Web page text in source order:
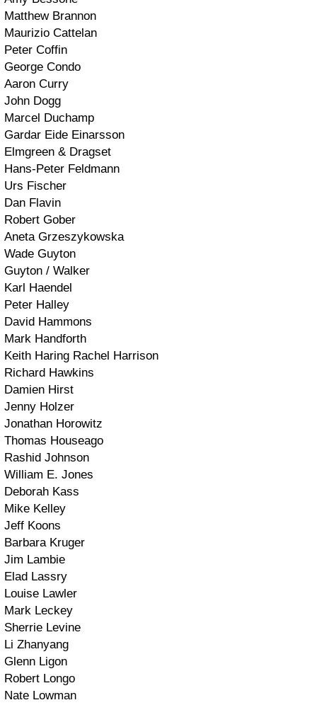
Matthew Brannon
Maurizio Cattelan
Peter Coffin
George Condo
Aaron Curry
John Dogg
Marcel Duchamp
Gardar Eide Einarsson
Elmgreen & Dragset
Hans-Peter Feldmann
Urs Fischer
Dan Flavin
Robert Gober
Aneta Grzeszykowska
Wade Guyton
Guyton / Walker
Karl Haendel
Peter Halley
David Hammons
Mark Handforth
Keith Haring Rachel Harrison
Richard Hawkins
Damien Hirst
Jenny Holzer
Jonathan Horowitz
Thomas Houseago
Rashid Johnson
William E. Jones
Deborah Kass
Mike Kelley
Jeff Koons
Barbara Kruger
Jim Lambie
Elad Lassry
Louise Lawler
Mark Leckey
Sherrie Levine
Li Zhanyang
Glenn Ligon
Robert Longo
Nate Lowman